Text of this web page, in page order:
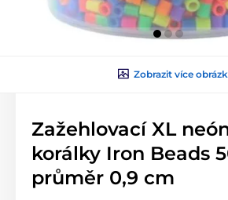
Zobrazit více
Zažehlovací XL
korálky Iron Beads
průměr 0,9 cm